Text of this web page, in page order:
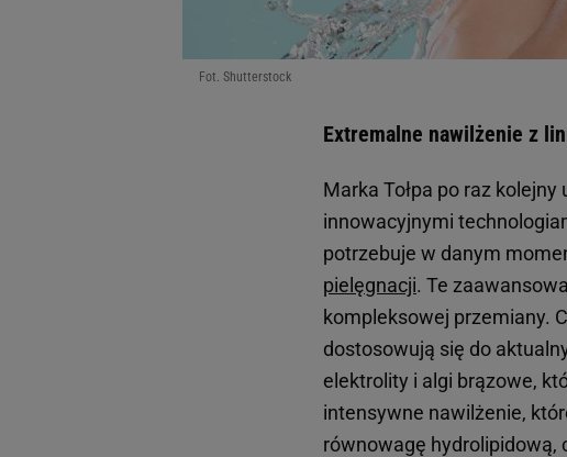
Fot. Shutterstock
Extremalne nawilżenie z
Marka Tołpa po raz
innowacyjnymi
potrzebuje w danym
pielęgnacji. Te
kompleksowej przemiany.
dostosowują się do
elektrolity i algi brązowe,
intensywne nawilżenie,
równowagę hydrolipidową,